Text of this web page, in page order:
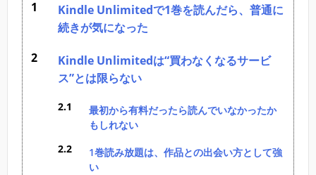
Kindle Unlimitedで1巻を読んだら、普通に
続きが気になった
Kindle Unlimitedは“買わなくなるサービ
ス”とは限らない
最初から有料だったら読んでいなかったか
もしれない
1巻読み放題は、作品との出会い方として強
い